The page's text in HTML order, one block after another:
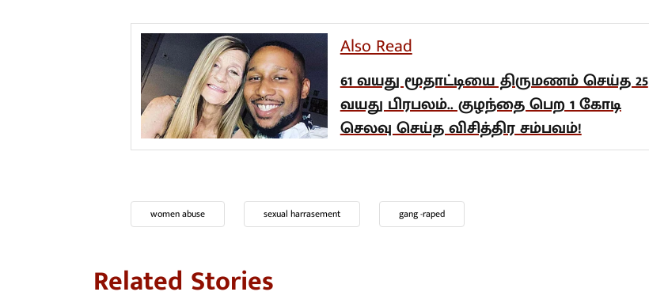
Also Read
61 வயது மூதாட்டியை திருமணம் செய்த 25
வயது பிரபலம்.. குழந்தை பெற 1 கோடி
செலவு செய்த விசித்திர சம்பவம்!
women abuse sexual harrasement gang -raped
Related Stories